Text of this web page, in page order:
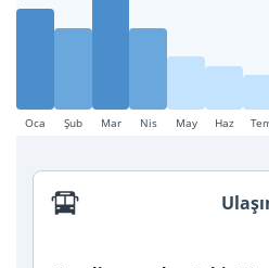
Oca Şub Mar Nis May Haz